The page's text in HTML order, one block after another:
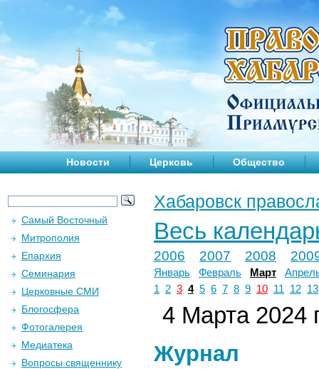
Новости Церковь Общество
Хабаровск
Весь
2006 2007 2008
Январь Февраль Март
1
2 3 4 5 6 7 8 9 10 11 12 13
4 Марта 2024
Журнал
Самый Восточный
Митрополия
Епархия
Семинария
Церковные СМИ
Блогосфера
Фотогалерея
Медиатека
Вопросы священнику